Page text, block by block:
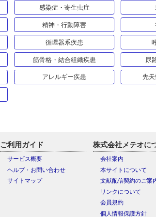
感染症・寄生虫症
精神・行動障害
循環器系疾患
筋骨格・結合組織疾患 尿
アレルギー疾患 先
ご利用ガイド
サービス概要
ヘルプ・お問い合わせ
サイトマップ
株式会社メテオに
会社案内
本サイトについて
文献配信契約のご案
リンクについて
会員規約
個人情報保護方針